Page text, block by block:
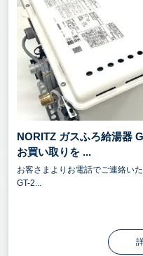
NORITZ ガスふろ給湯器
お買い取りを ...
お客さまよりお電話でご連絡い
GT-2...